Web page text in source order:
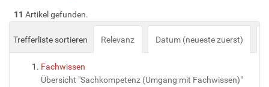
11 Artikel gefunden.
Trefferliste sortieren Relevanz Datum (neueste zuerst)
Fachwissen
Übersicht "Sachkompetenz (Umgang mit Fachwissen)"